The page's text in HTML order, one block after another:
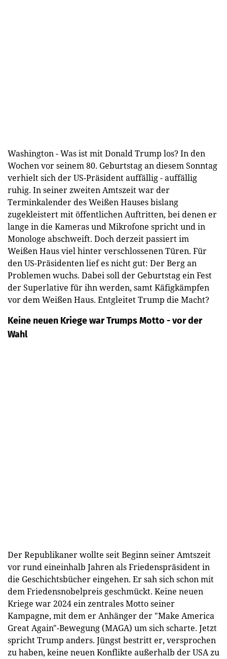
Washington - Was ist mit Donald Trump los? In den
Wochen vor seinem 80. Geburtstag an diesem Sonntag
verhielt sich der US-Präsident auffällig - auffällig
ruhig. In seiner zweiten Amtszeit war der
Terminkalender des Weißen Hauses bislang
zugekleistert mit öffentlichen Auftritten, bei denen er
lange in die Kameras und Mikrofone spricht und in
Monologe abschweift. Doch derzeit passiert im
Weißen Haus viel hinter verschlossenen Türen. Für
den US-Präsidenten lief es nicht gut: Der Berg an
Problemen wuchs. Dabei soll der Geburtstag ein Fest
der Superlative für ihn werden, samt Käfigkämpfen
vor dem Weißen Haus. Entgleitet Trump die Macht?
Keine neuen Kriege war Trumps Motto - vor der
Wahl
Der Republikaner wollte seit Beginn seiner Amtszeit
vor rund eineinhalb Jahren als Friedenspräsident in
die Geschichtsbücher eingehen. Er sah sich schon mit
dem Friedensnobelpreis geschmückt. Keine neuen
Kriege war 2024 ein zentrales Motto seiner
Kampagne, mit dem er Anhänger der "Make America
Great Again"-Bewegung (MAGA) um sich scharte. Jetzt
spricht Trump anders. Jüngst bestritt er, versprochen
zu haben, keine neuen Konflikte außerhalb der USA zu